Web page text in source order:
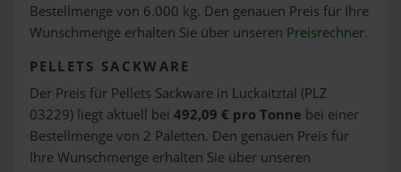
Bestellmenge von 6.000 kg. Den genauen Preis für Ihre
Wunschmenge erhalten Sie über unseren Preisrechner.
PELLETS SACKWARE
Der Preis für Pellets Sackware in Luckaitztal (PLZ
03229) liegt aktuell bei 492,09 € pro Tonne bei einer
Bestellmenge von 2 Paletten. Den genauen Preis für
Ihre Wunschmenge erhalten Sie über unseren